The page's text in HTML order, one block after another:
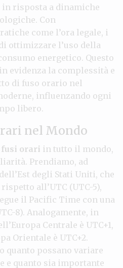
risposta a dinamiche
Con
come l’ora legale, i
ottimizzare l’uso della
energetico. Questo
evidenza la complessità e
di fuso orario nel
influenzando ogni
libero.
nel Mondo
fusi orari in tutto il mondo,
Prendiamo, ad
degli Stati Uniti, che
all’UTC (UTC-5),
il Pacific Time con una
8). Analogamente, in
Centrale è UTC+1,
Orientale è UTC+2.
quanto possano variare
e quanto sia importante